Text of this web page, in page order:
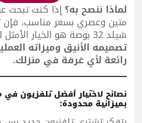
لماذا ننصح به؟إذا كنت تبحث
متين وعصري بسعر مناسب، فإن
شيلد 32 بوصة هو الخيار الأمثل لك ولأسرتك.
تصميمه الأنيق وميزاته
رائعة لأي غرفة في منزلك.
بميزانية محدودة: